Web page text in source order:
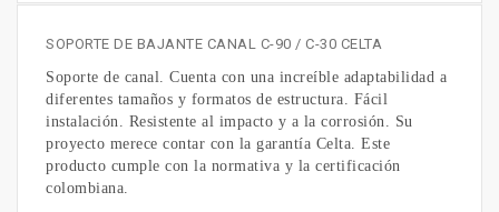
SOPORTE DE BAJANTE CANAL C-90 / C-30 CELTA
Soporte de canal. Cuenta con una increíble adaptabilidad a
diferentes tamaños y formatos de estructura. Fácil
instalación. Resistente al impacto y a la corrosión. Su
proyecto merece contar con la garantía Celta. Este
producto cumple con la normativa y la certificación
colombiana.